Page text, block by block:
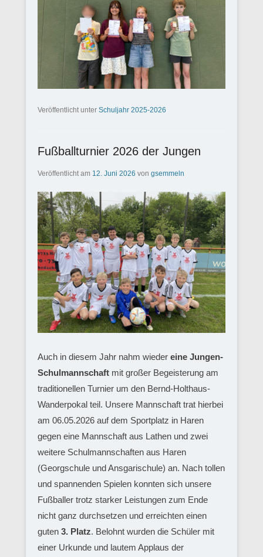
Veröffentlicht unter Schuljahr 2025-2026
Fußballturnier 2026 der Jungen
Veröffentlicht am 12. Juni 2026 von gsemmeln
Auch in diesem Jahr nahm wieder eine Jungen-
Schulmannschaft mit großer Begeisterung am
traditionellen Turnier um den Bernd-Holthaus-
Wanderpokal teil. Unsere Mannschaft trat hierbei
am 06.05.2026 auf dem Sportplatz in Haren
gegen eine Mannschaft aus Lathen und zwei
weitere Schulmannschaften aus Haren
(Georgschule und Ansgarischule) an. Nach tollen
und spannenden Spielen konnten sich unsere
Fußballer trotz starker Leistungen zum Ende
nicht ganz durchsetzen und erreichten einen
guten 3. Platz. Belohnt wurden die Schüler mit
einer Urkunde und lautem Applaus der